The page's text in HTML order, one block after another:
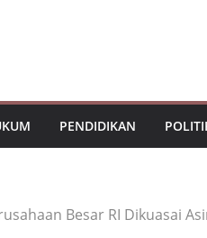
PENDIDIKAN
Besar RI Dikuasai